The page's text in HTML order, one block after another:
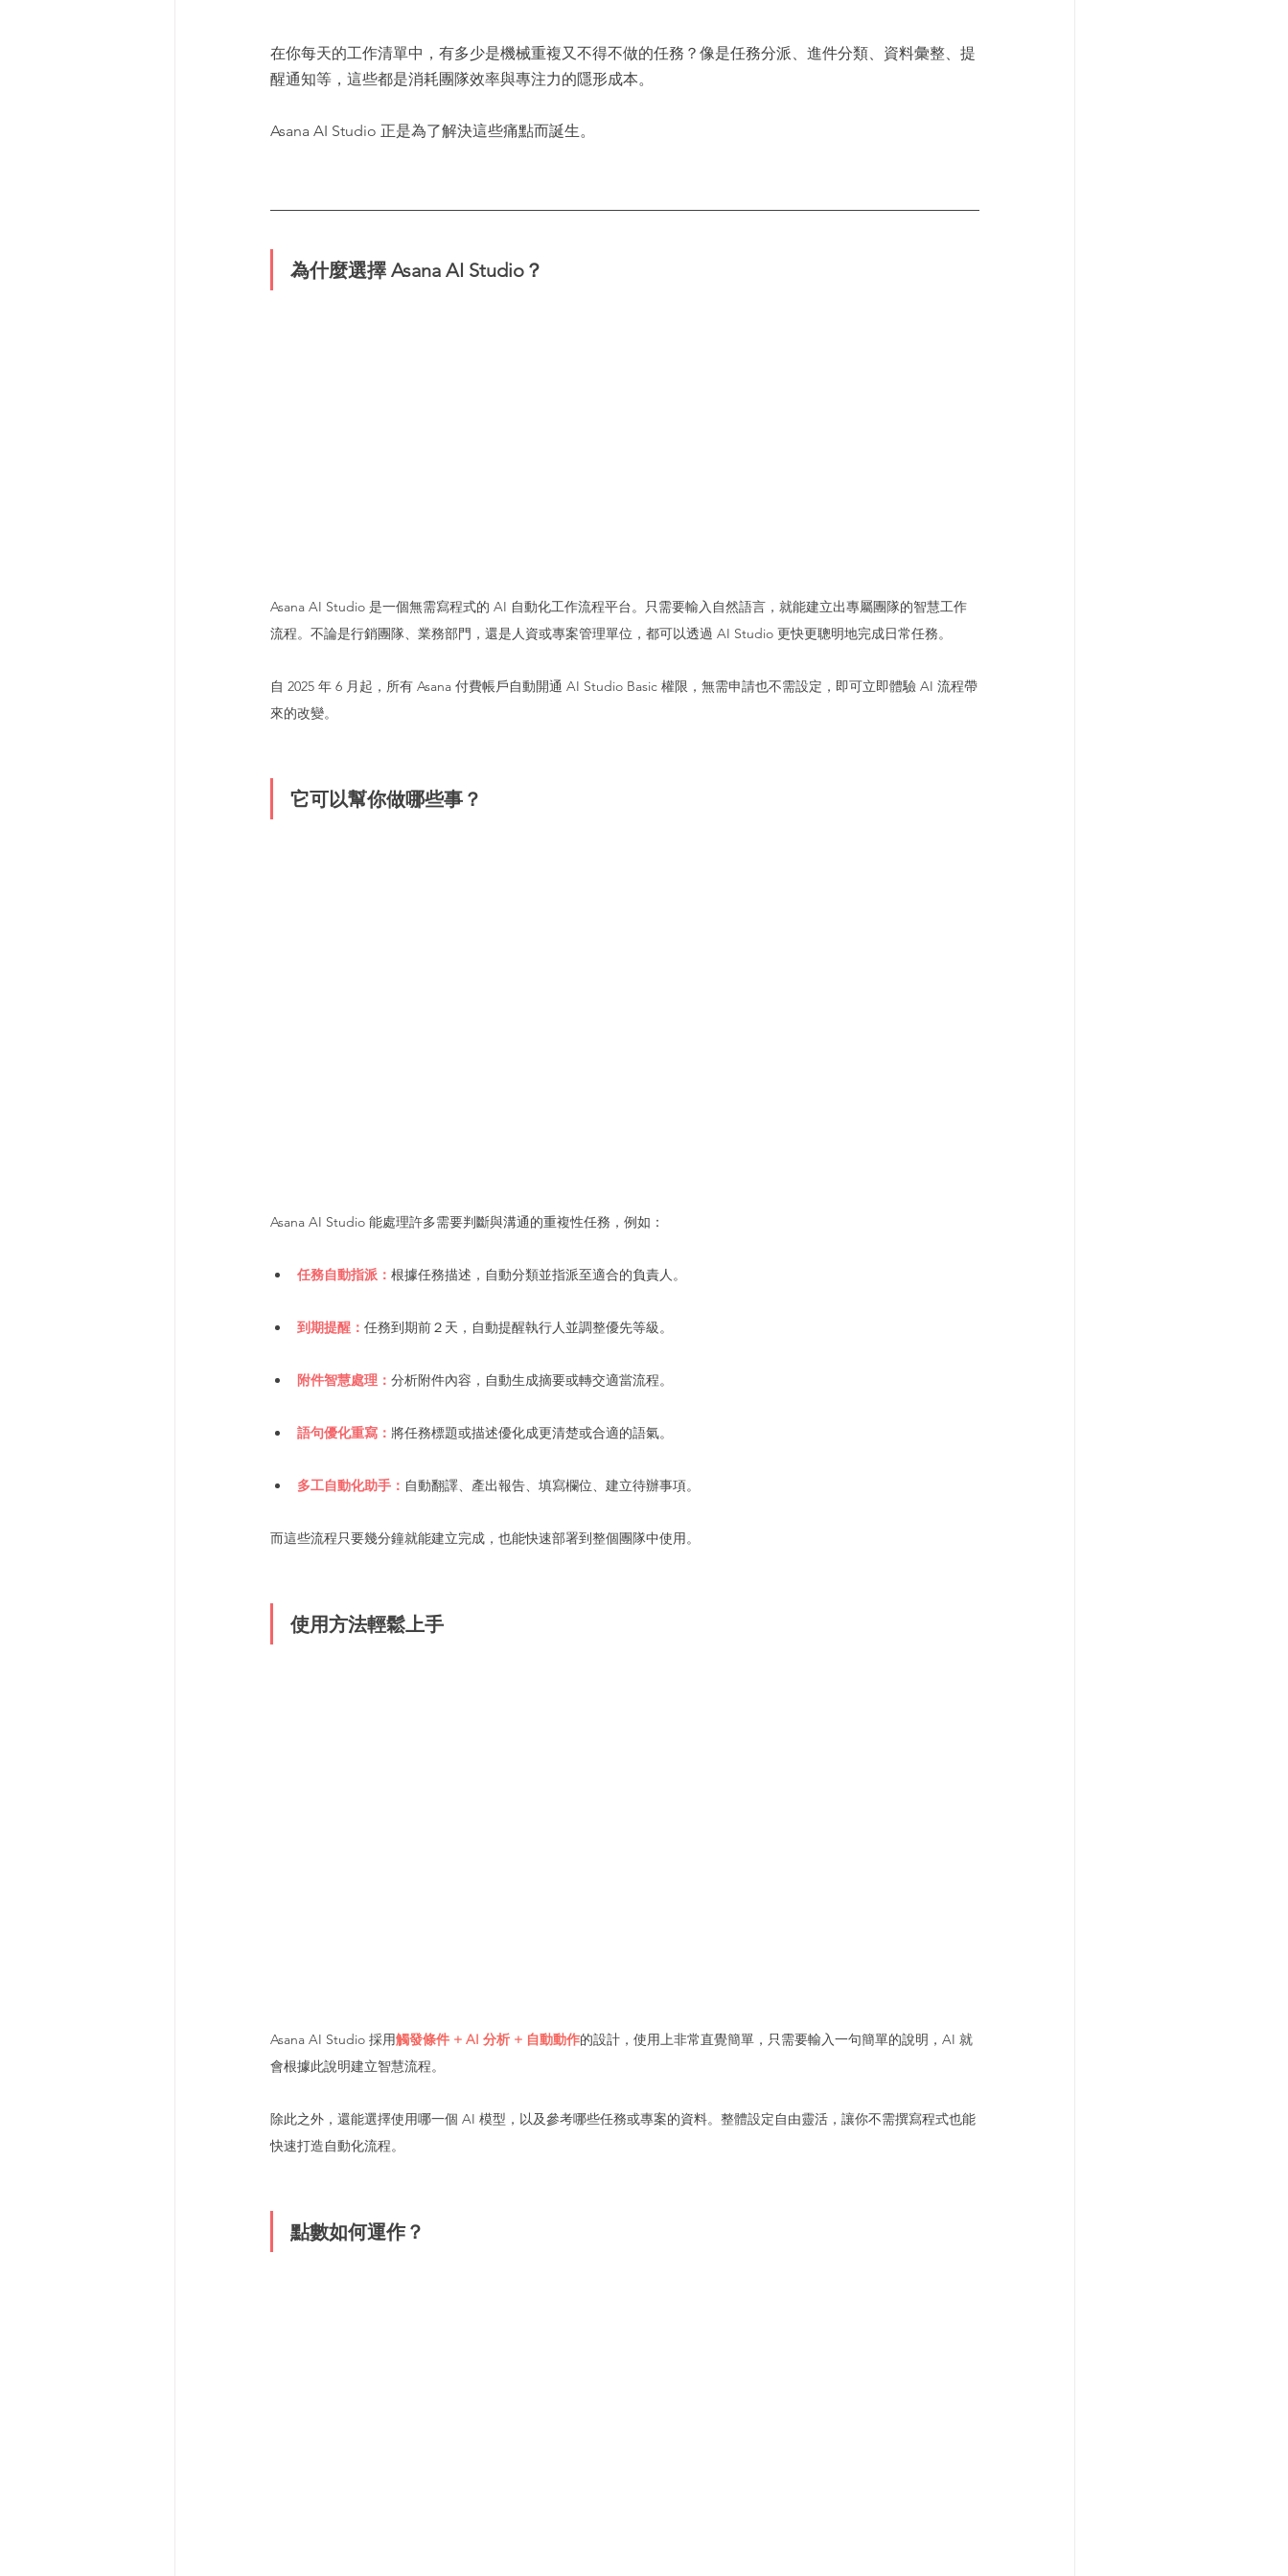
在你每天的工作清單中，有多少是機械重複又不得不做的任務？像是任務分派、進件分類、資料彙整、提
醒通知等，這些都是消耗團隊效率與專注力的隱形成本。
Asana AI Studio 正是為了解決這些痛點而誕生。
為什麼選擇 Asana AI Studio？
Asana AI Studio 是一個無需寫程式的 AI 自動化工作流程平台。只需要輸入自然語言，就能建立出專屬團隊的智慧工作
流程。不論是行銷團隊、業務部門，還是人資或專案管理單位，都可以透過 AI Studio 更快更聰明地完成日常任務。
自 2025 年 6 月起，所有 Asana 付費帳戶自動開通 AI Studio Basic 權限，無需申請也不需設定，即可立即體驗 AI 流程帶
來的改變。
它可以幫你做哪些事？
Asana AI Studio 能處理許多需要判斷與溝通的重複性任務，例如：
任務自動指派： 根據任務描述，自動分類並指派至適合的負責人。
到期提醒： 任務到期前２天，自動提醒執行人並調整優先等級。
附件智慧處理： 分析附件內容，自動生成摘要或轉交適當流程。
語句優化重寫： 將任務標題或描述優化成更清楚或合適的語氣。
多工自動化助手： 自動翻譯、產出報告、填寫欄位、建立待辦事項。
而這些流程只要幾分鐘就能建立完成，也能快速部署到整個團隊中使用。
使用方法輕鬆上手
Asana AI Studio 採用觸發條件 + AI 分析 + 自動動作的設計，使用上非常直覺簡單，只需要輸入一句簡單的說明，AI 就
會根據此說明建立智慧流程。
除此之外，還能選擇使用哪一個 AI 模型，以及參考哪些任務或專案的資料。整體設定自由靈活，讓你不需撰寫程式也能
快速打造自動化流程。
點數如何運作？